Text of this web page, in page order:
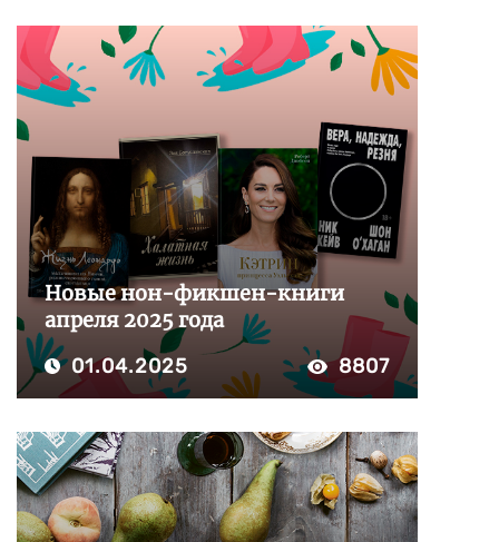
Новые нон-фикшен-книги
апреля 2025 года
01.04.2025 8807